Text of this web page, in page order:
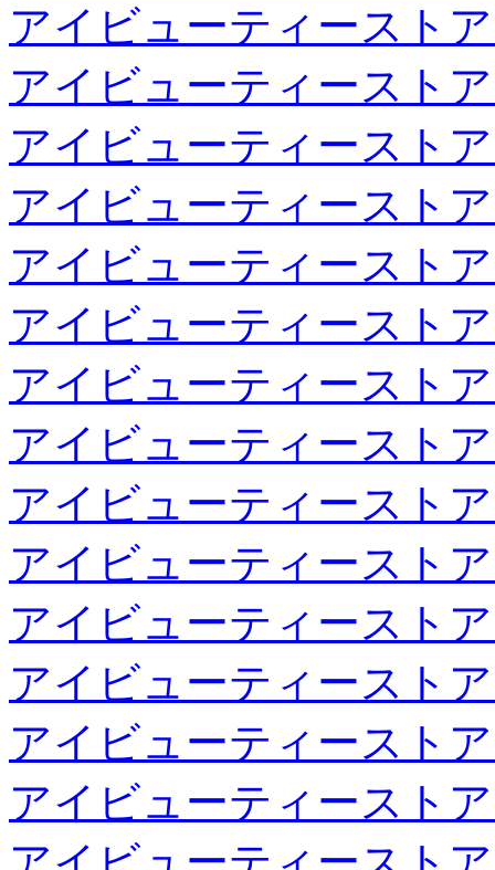
アイビューティースト
アイビューティースト
アイビューティースト
アイビューティースト
アイビューティースト
アイビューティースト
アイビューティースト
アイビューティースト
アイビューティースト
アイビューティースト
アイビューティースト
アイビューティースト
アイビューティースト
アイビューティースト